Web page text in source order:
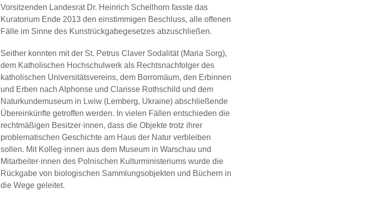
Vorsitzenden Landesrat Dr. Heinrich Schellhorn fasste das
Kuratorium Ende 2013 den einstimmigen Beschluss, alle offenen
Fälle im Sinne des Kunstrückgabegesetzes abzuschließen.
Seither konnten mit der St. Petrus Claver Sodalität (Maria Sorg),
dem Katholischen Hochschulwerk als Rechtsnachfolger des
katholischen Universitätsvereins, dem Borromäum, den Erbinnen
und Erben nach Alphonse und Clarisse Rothschild und dem
Naturkundemuseum in Lwiw (Lemberg, Ukraine) abschließende
Übereinkünfte getroffen werden. In vielen Fällen entschieden die
rechtmäßigen Besitzer·innen, dass die Objekte trotz ihrer
problematischen Geschichte am Haus der Natur verbleiben
sollen. Mit Kolleg·innen aus dem Museum in Warschau und
Mitarbeiter·innen des Polnischen Kulturministeriums wurde die
Rückgabe von biologischen Sammlungsobjekten und Büchern in
die Wege geleitet.